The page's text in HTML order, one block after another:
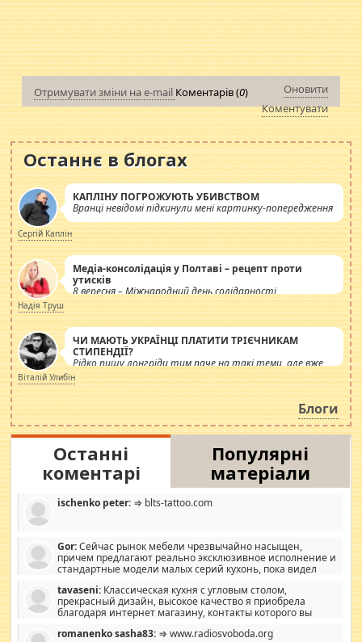
Отримувати зміни на e-mail Коментарів (0)
Оновити
Коментувати
Останнє в блогах
КАПЛІНУ ПОГРОЖУЮТЬ УБИВСТВОМ
Вранці невідомі підкинули мені картинку-попередження
Сергій Каплін
Медіа-консолідація у Полтаві – рецепт проти
утисків
8 вересня – Міжнародний день солідарності
журналістів.
Надія Труш
ЧИ МАЮТЬ УКРАЇНЦІ ПЛАТИТИ ТРІЄЧНИКАМ
СТИПЕНДІЇ?
Рідко пишу лонгріди тим паче на такі теми, але вже
просто дістало! Обурюють сьогоднішні інсенуації
навколо стипендіального питання. Штучно
роздувається ще одна соціальна катастрофа.
Віталій Улибін
Блоги
Останні
коментарі
Популярні
матеріали
ischenko peter: ⇒ blts-tattoo.com
Gor:Сейчас рынок мебели чрезвычайно насыщен,
причем предлагают реально эксклюзивное исполнение и
стандартные модели малых серий кухонь, пока видел
стандартные формы, в MebelOk, креативненько и что главное -
со вкусом все в порядке, без ненужных наворотов удорожающих
мебель, а это не последний фактор.
tavaseni: Классическая кухня с угловым столом,
прекрасный дизайн, высокое качество я приобрела
благодаря интернет магазину, контакты которого вы
romanenko sasha83: ⇒ www.radiosvoboda.org